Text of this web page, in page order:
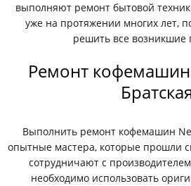
выполняют ремонт бытовой
уже на протяжении многих лет,
решить все возникшие
Ремонт кофемашин
Выполнить ремонт кофемашин
опытные мастера, которые прошли
сотрудничают с
необходимо использовать